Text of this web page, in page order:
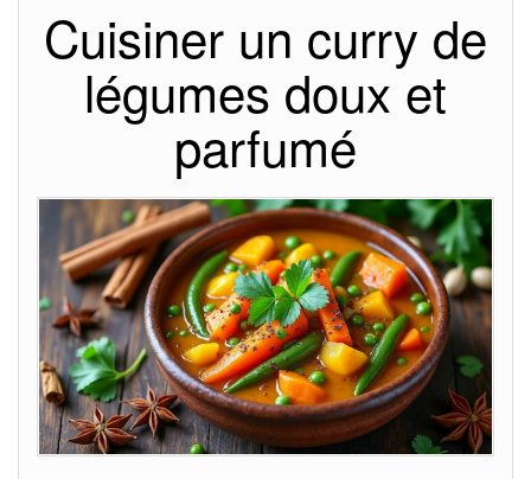
Cuisiner un curry de
légumes doux et
parfumé